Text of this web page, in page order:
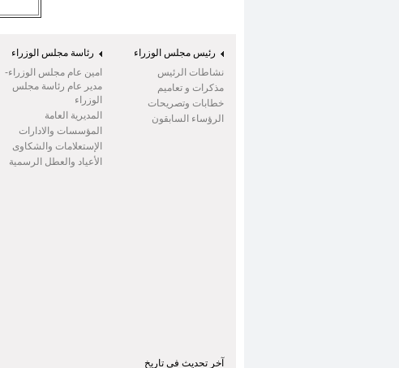
رئيس مجلس الوزراء
نشاطات الرئيس
مذكرات و تعاميم
خطابات وتصريحات
الرؤساء السابقون
رئاسة مجلس الوزراء
امين عام مجلس الوزراء-
مدير عام رئاسة مجلس
الوزراء
المديرية العامة
المؤسسات والادارات
الإستعلامات والشكاوى
الأعياد والعطل الرسمية
آخر تحديث في تاريخ